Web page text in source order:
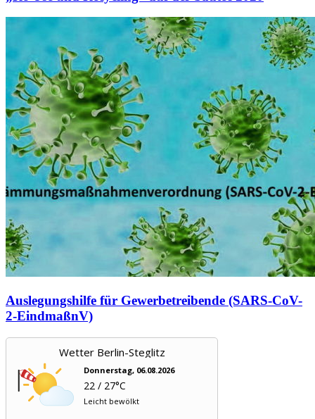
Auslegungshilfe für Gewerbetreibende (SARS-CoV-
2-EindmaßnV)
Wetter Berlin-Steglitz
Donnerstag, 06.08.2026
22 / 27°C
Leicht bewölkt